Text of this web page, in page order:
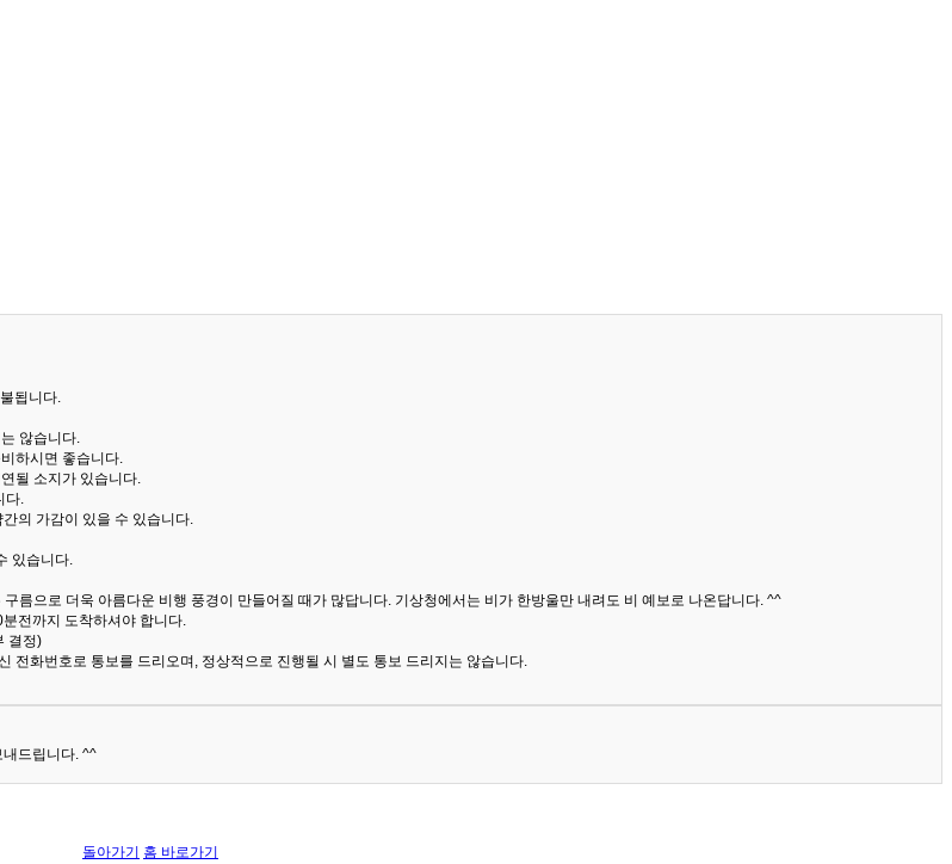
됩니다.
않습니다.
하시면 좋습니다.
될 소지가 있습니다.
다.
의 가감이 있을 수 있습니다.
있습니다.
름으로 더욱 아름다운 비행 풍경이 만들어질 때가 많답니다. 기상청에서는 비가 한방울만 내려도 비 예보로 나온답니다. ^^
전까지 도착하셔야 합니다.
결정)
전화번호로 통보를 드리오며, 정상적으로 진행될 시 별도 통보 드리지는 않습니다.
드립니다. ^^
돌아가기 홈 바로가기